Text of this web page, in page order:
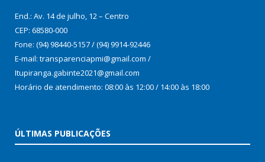
End.: Av. 14 de julho, 12 – Centro
CEP: 68580-000
Fone: (94) 98440-5157 / (94) 9914-92446
E-mail: transparenciapmi@gmail.com /
Itupiranga.gabinte2021@gmail.com
Horário de atendimento: 08:00 às 12:00 / 14:00 às 18:00
ÚLTIMAS PUBLICAÇÕES